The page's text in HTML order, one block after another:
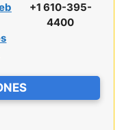
+1 610-395-
4400